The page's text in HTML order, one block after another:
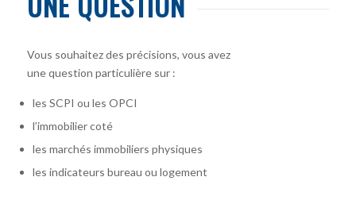
Vous souhaitez des précisions, vous avez
une question particulière sur :
les SCPI ou les OPCI
l’immobilier coté
les marchés immobiliers physiques
les indicateurs bureau ou logement